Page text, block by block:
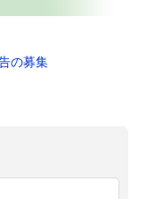
の募集